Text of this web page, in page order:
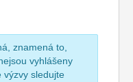
znamená to,
vyhlášeny
výzvy sledujte